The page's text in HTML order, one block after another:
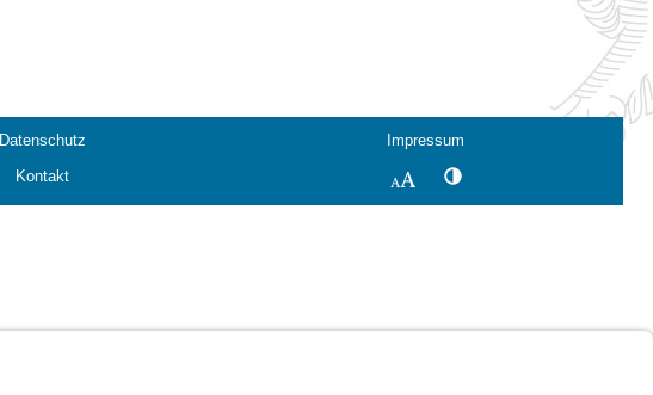
Datenschutz
Impressum
Kontakt SchriftgrößeKontrastwechsel